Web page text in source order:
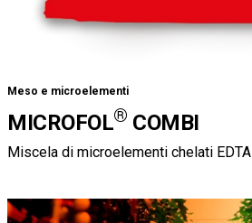
Meso e microelementi
MICROFOL® COMBI
Miscela di microelementi chelati EDTA